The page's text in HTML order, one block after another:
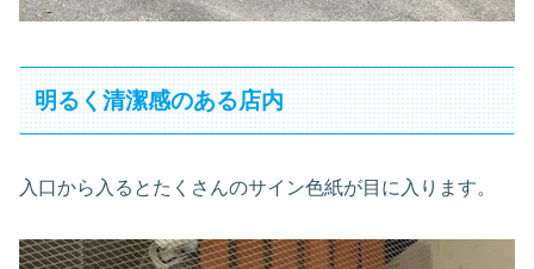
明るく清潔感のある店内
入口から入るとたくさんのサイン色紙が目に入ります。